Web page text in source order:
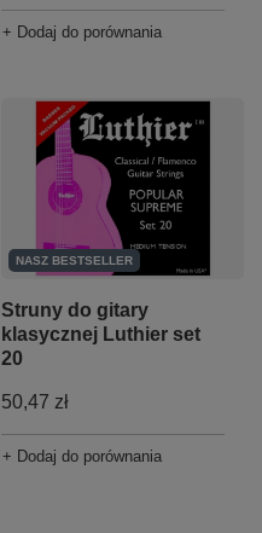
+ Dodaj do porównania
NASZ BESTSELLER
Struny do gitary
klasycznej Luthier set
20
50,47 zł
+ Dodaj do porównania